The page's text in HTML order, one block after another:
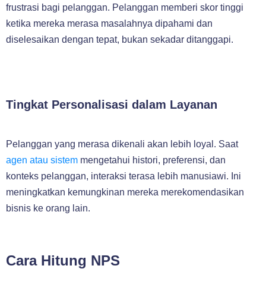
frustrasi bagi pelanggan. Pelanggan memberi skor tinggi
ketika mereka merasa masalahnya dipahami dan
diselesaikan dengan tepat, bukan sekadar ditanggapi.
Tingkat Personalisasi dalam Layanan
Pelanggan yang merasa dikenali akan lebih loyal. Saat
agen atau sistem mengetahui histori, preferensi, dan
konteks pelanggan, interaksi terasa lebih manusiawi. Ini
meningkatkan kemungkinan mereka merekomendasikan
bisnis ke orang lain.
Cara Hitung NPS